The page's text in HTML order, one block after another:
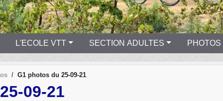
L'ECOLE VTT SECTION ADULTES
G1 photos du 25-09-21
09-21